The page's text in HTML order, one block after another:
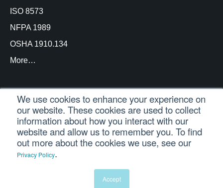
We use cookies to enhance your experience on
our website. These cookies are used to collect
information about how you interact with our
website and allow us to remember you. To find
out more about the cookies we use, see our
Privacy Policy.
Accept
ISO 8573
NFPA 1989
OSHA 1910.134
More…
© Copyright Trace Analytics, LLC 2021 |Inicio de
sesión del cliente| Reservados todos los derechos
Português
Portugués, Brasil